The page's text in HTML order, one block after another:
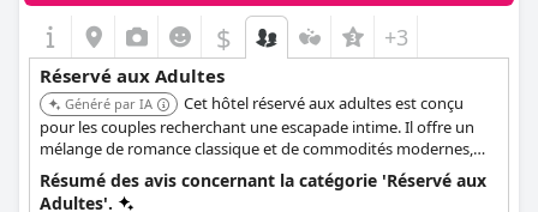
$ +3
Réservé aux Adultes
Généré par IA
Cet hôtel réservé aux adultes est conçu
pour les couples recherchant une escapade intime. Il offre un
mélange de romance classique et de commodités modernes,
avec des fonctionnalités telles que des chaînes pour adultes sur
les Smart TV et, dans certaines chambres, même une barre de
Résumé des avis concernant la catégorie 'Réservé aux
Adultes'.